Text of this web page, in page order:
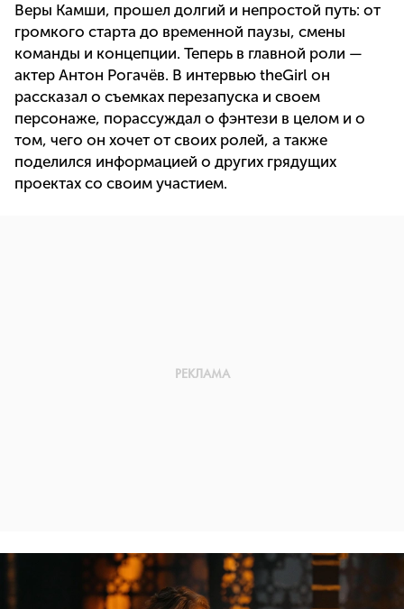
Веры Камши, прошел долгий и непростой путь: от
громкого старта до временной паузы, смены
команды и концепции. Теперь в главной роли —
актер Антон Рогачёв. В интервью theGirl он
рассказал о съемках перезапуска и своем
персонаже, порассуждал о фэнтези в целом и о
том, чего он хочет от своих ролей, а также
поделился информацией о других грядущих
проектах со своим участием.